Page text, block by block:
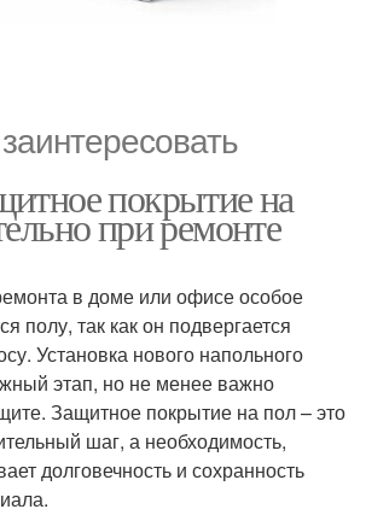
покрытие на
при ремонте
в доме или офисе особое
полу, так как он подвергается
Установка нового напольного
этап, но не менее важно
Защитное покрытие на пол – это
шаг, а необходимость,
долговечность и сохранность